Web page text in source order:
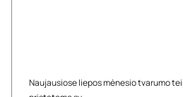
Naujausiose liepos mėnesio tvarumo